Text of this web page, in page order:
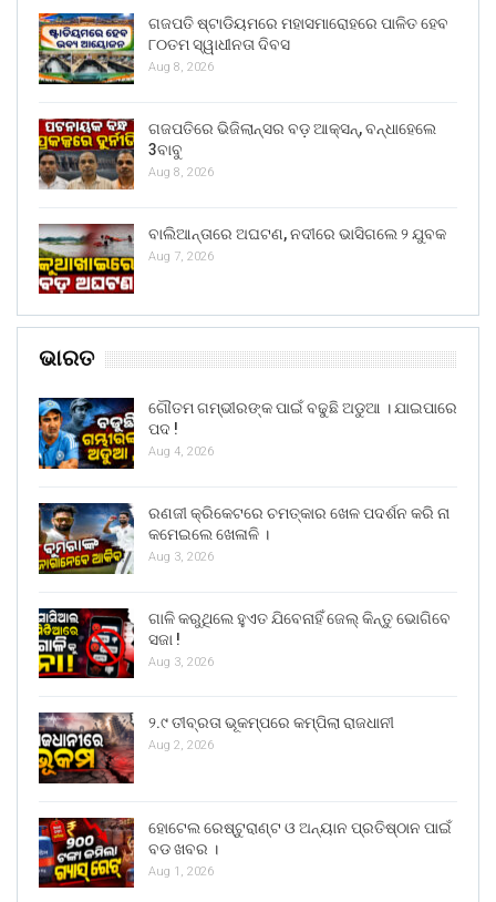
ଗଜପତି ଷ୍ଟାଡିୟମରେ ମହାସମାରୋହରେ ପାଳିତ ହେବ
୮୦ତମ ସ୍ୱାଧୀନତା ଦିବସ
Aug 8, 2026
ଗଜପତିରେ ଭିଜିଲାନ୍ସର ବଡ଼ ଆକ୍ସନ୍, ବନ୍ଧାହେଲେ
3ବାବୁ
Aug 8, 2026
ବାଲିଆନ୍ତାରେ ଅଘଟଣ, ନଦୀରେ ଭାସିଗଲେ ୨ ଯୁବକ
Aug 7, 2026
ଭାରତ
ଗୌତମ ଗମ୍ଭୀରଙ୍କ ପାଇଁ ବଢୁଛି ଅଡୁଆ । ଯାଇପାରେ
ପଦ !
Aug 4, 2026
ରଣଜୀ କ୍ରିକେଟରେ ଚମତ୍କାର ଖେଳ ପଦର୍ଶନ କରି ନା
କମେଇଲେ ଖେଳାଳି ।
Aug 3, 2026
ଗାଳି କରୁଥିଲେ ହୁଏତ ଯିବେନାହିଁ ଜେଲ୍ କିନ୍ତୁ ଭୋଗିବେ
ସଜା !
Aug 3, 2026
୨.୯ ତୀବ୍ରତା ଭୂକମ୍ପରେ କମ୍ପିଲା ରାଜଧାନୀ
Aug 2, 2026
ହୋଟେଲ ରେଷ୍ଟୁରାଣ୍ଟ ଓ ଅନ୍ୟାନ ପ୍ରତିଷ୍ଠାନ ପାଇଁ
ବଡ ଖବର ।
Aug 1, 2026